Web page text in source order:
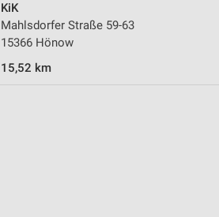
KiK
Mahlsdorfer Straße 59-63
15366 Hönow
15,52 km